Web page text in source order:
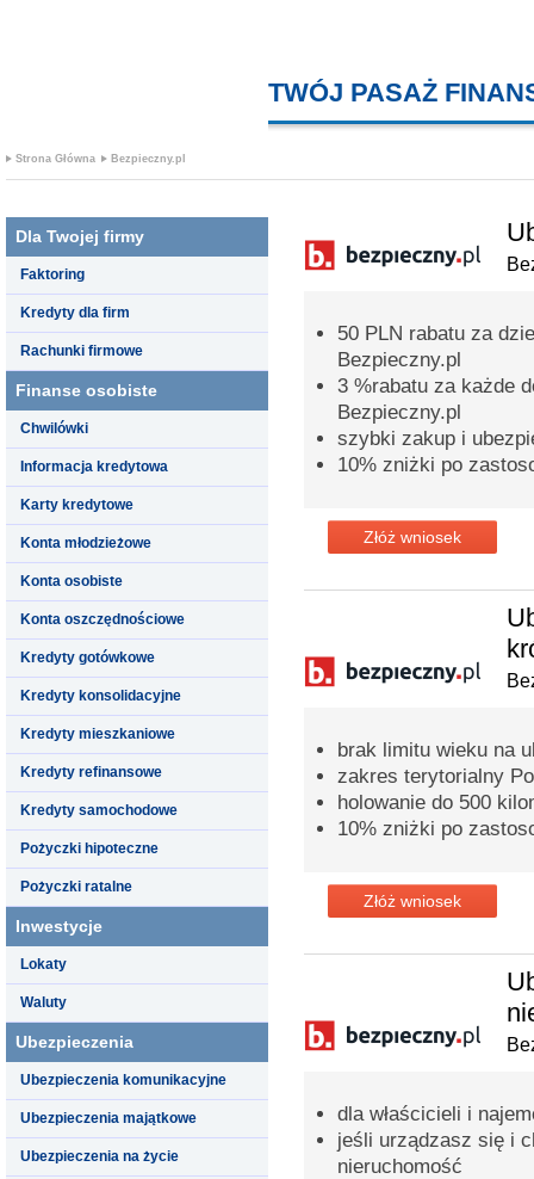
TWÓJ PASAŻ
Strona Główna Bezpieczny.pl
Dla Twojej firmy
Faktoring
Kredyty dla firm
Rachunki firmowe
Finanse osobiste
Chwilówki
Informacja kredytowa
Karty kredytowe
Konta młodzieżowe
Konta osobiste
Konta oszczędnościowe
Kredyty gotówkowe
Kredyty konsolidacyjne
Kredyty mieszkaniowe
Kredyty refinansowe
Kredyty samochodowe
Pożyczki hipoteczne
Pożyczki ratalne
Inwestycje
Lokaty
Waluty
Ubezpieczenia
Ubezpieczenia komunikacyjne
Ubezpieczenia majątkowe
Ubezpieczenia na życie
50 PLN rabatu za
Bezpieczny.pl
3 %rabatu za każde
Bezpieczny.pl
szybki zakup i
10% zniżki po
Złóż wniosek
brak limitu wieku na
zakres terytorialny
holowanie do 500
10% zniżki po
Złóż wniosek
dla właścicieli i
jeśli urządzasz się i
nieruchomość